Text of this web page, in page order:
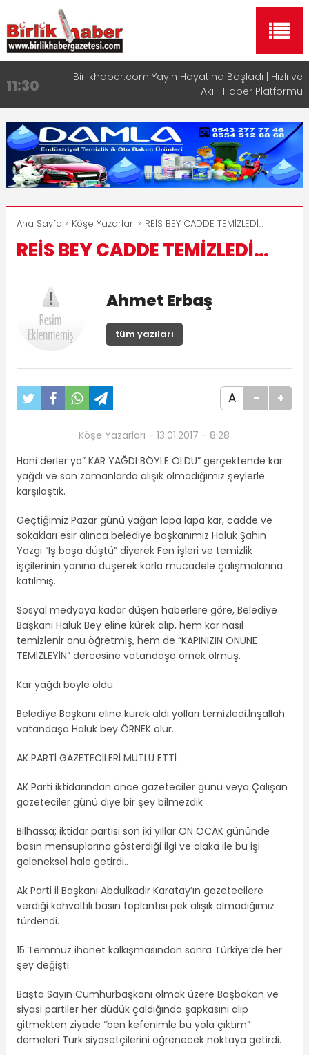
13:33 Taşımacılıkta Dijital Devrim: Rota Sepetim
17:15
Aksaray OSB Bölge Müdürü Makam Koltuğunu
Çocuklara Bıraktı
16:00
Aksaray Esnaf Rehberi ile Google ve Yapay Zeka
Aramalarında Öne Çıkın
8:23 Aksaray Esnaf Rehberi Hizmete Girdi
11:30
Birlikhaber.com Yayın Hayatına Başladı | Hızlı ve
Akıllı Haber Platformu
Ana Sayfa » Köşe Yazarları » REİS BEY CADDE TEMİZLEDİ…
REİS BEY CADDE TEMİZLEDİ…
Ahmet Erbaş
tüm yazıları
A - +
Köşe Yazarları - 13.01.2017 - 8:28
Hani derler ya” KAR YAĞDI BÖYLE OLDU” gerçektende kar
yağdı ve son zamanlarda alışık olmadığımız şeylerle
karşılaştık.
Geçtiğimiz Pazar günü yağan lapa lapa kar, cadde ve
sokakları esir alınca belediye başkanımız Haluk Şahin
Yazgı “İş başa düştü” diyerek Fen işleri ve temizlik
işçilerinin yanına düşerek karla mücadele çalışmalarına
katılmış.
Sosyal medyaya kadar düşen haberlere göre, Belediye
Başkanı Haluk Bey eline kürek alıp, hem kar nasıl
temizlenir onu öğretmiş, hem de “KAPINIZIN ÖNÜNE
TEMİZLEYİN” dercesine vatandaşa örnek olmuş.
Kar yağdı böyle oldu
Belediye Başkanı eline kürek aldı yolları temizledi.İnşallah
vatandaşa Haluk bey ÖRNEK olur.
AK PARTİ GAZETECİLERİ MUTLU ETTİ
AK Parti iktidarından önce gazeteciler günü veya Çalışan
gazeteciler günü diye bir şey bilmezdik
Bilhassa; iktidar partisi son iki yıllar ON OCAK gününde
basın mensuplarına gösterdiği ilgi ve alaka ile bu işi
geleneksel hale getirdi..
Ak Parti il Başkanı Abdulkadir Karatay’ın gazetecilere
verdiği kahvaltılı basın toplantısı pek alışık olmadığımız
türdendi.
15 Temmuz ihanet kalkışmasından sonra Türkiye’de her
şey değişti.
Başta Sayın Cumhurbaşkanı olmak üzere Başbakan ve
siyasi partiler her düdük çaldığında şapkasını alıp
gitmekten ziyade “ben kefenimle bu yola çıktım”
demeleri Türk siyasetçilerini öğrenecek noktaya getirdi.